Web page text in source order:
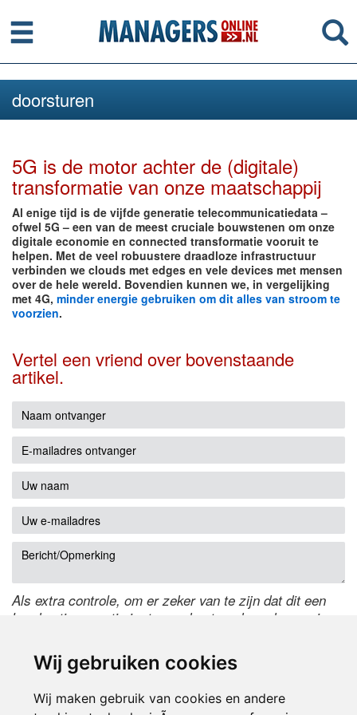
Wij gebruiken cookies
Wij maken gebruik van cookies en andere
Menu
doorsturen
5G is de motor achter de (digitale)
transformatie van onze maatschappij
Al enige tijd is de vijfde generatie telecommunicatiedata –
ofwel 5G – een van de meest cruciale bouwstenen om onze
digitale economie en connected transformatie vooruit te
helpen. Met de veel robuustere draadloze infrastructuur
verbinden we clouds met edges en vele devices met mensen
over de hele wereld. Bovendien kunnen we, in vergelijking
met 4G, minder energie gebruiken om dit alles van stroom te
voorzien.
Vertel een vriend over bovenstaande
artikel.
Als extra controle, om er zeker van te zijn dat dit een
handmatige reactie is, typ onderstaande code over in
de code te wijzigen.